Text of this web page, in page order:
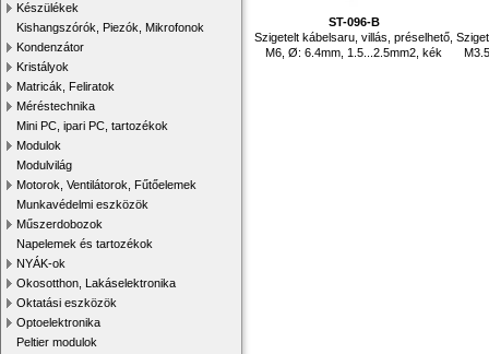
Készülékek
Kishangszórók, Piezók, Mikrofonok
Kondenzátor
Kristályok
Matricák, Feliratok
Méréstechnika
Mini PC, ipari PC, tartozékok
Modulok
Modulvilág
Motorok, Ventilátorok, Fűtőelemek
Munkavédelmi eszközök
Műszerdobozok
Napelemek és tartozékok
NYÁK-ok
Okosotthon, Lakáselektronika
Oktatási eszközök
Optoelektronika
Peltier modulok
ST-096-B
Szigetelt kábelsaru, villás, préselhető,
M6, Ø: 6.4mm, 1.5...2.5mm2, kék